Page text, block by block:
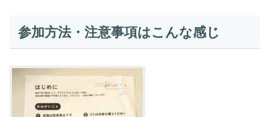
参加方法・注意事項はこんな感じ